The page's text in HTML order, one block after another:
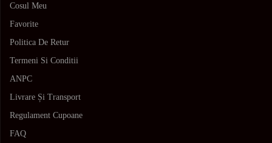
Cosul Meu
Favorite
Politica De Retur
Termeni Si Conditii
ANPC
Livrare Și Transport
Regulament Cupoane
FAQ